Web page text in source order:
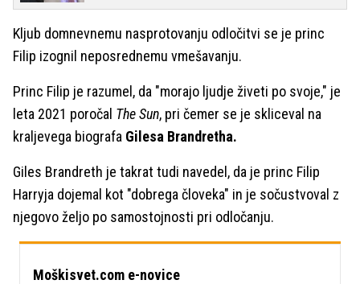
Kljub domnevnemu nasprotovanju odločitvi se je princ
Filip izognil neposrednemu vmešavanju.
Princ Filip je razumel, da "morajo ljudje živeti po svoje," je
leta 2021 poročal The Sun, pri čemer se je skliceval na
kraljevega biografa Gilesa Brandretha.
Giles Brandreth je takrat tudi navedel, da je princ Filip
Harryja dojemal kot "dobrega človeka" in je sočustvoval z
njegovo željo po samostojnosti pri odločanju.
Moškisvet.com e-novice